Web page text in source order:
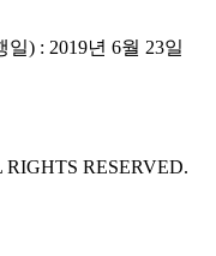
) : 2019년 6월 23일
RESERVED.